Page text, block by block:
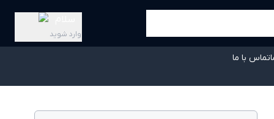
وارد شوید
تماس با ما